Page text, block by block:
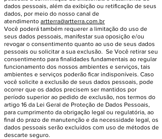
dados pessoais, além da exibição ou retificação de seus
dados, por meio do nosso canal de
atendimento artterra@artterra.com.br
Você poderá também requerer a limitação do uso de
seus dados pessoais, manifestar sua oposição e/ou
revogar o consentimento quanto ao uso de seus dados
pessoais ou solicitar a sua exclusão. Se Você retirar seu
consentimento para finalidades fundamentais ao regular
funcionamento dos nossos ambientes e serviços, tais
ambientes e serviços poderão ficar indisponíveis. Caso
você solicite a exclusão de seus dados pessoais, pode
ocorrer que os dados precisem ser mantidos por
período superior ao pedido de exclusão, nos termos do
artigo 16 da Lei Geral de Proteção de Dados Pessoais,
para cumprimento da obrigação legal ou regulatória, ao
final do prazo de manutenção e da necessidade legal, os
dados pessoais serão excluídos com uso de métodos de
descarte seguro.